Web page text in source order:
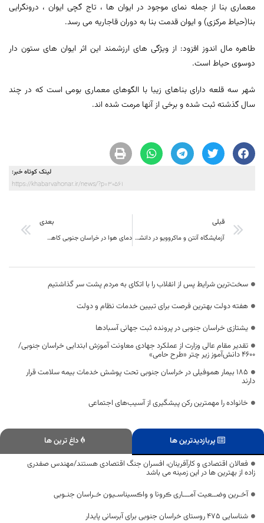
معماری بنا از جمله نمای موجود در ایوان ها ، تاج گچی ایوان ، درونگرایی
بنا(حیاط مرکزی) و ایوان قدمت بنا به دوران قاجاریه می رسد.
طاهره مال اندوز افزود: از ویژگی های ارزشمند این اثر ایوان های ستون دار
دوسوی حیاط است.
شهر سه قلعه دارای بناهای زیبا با الگوهای معماری بومی است که در چند
سال گذشته ثبت شده و برخی از آنها مرمت شده اند.
لینک کوتاه خبر:
https://khabarvahonar.ir/news/?p=30561
قبلی
آزمایشگاه آنتن و ماکروویو در دانشگاه بیرجند راه‌اندازی شد
بعدی
دمای هوا در خراسان جنوبی کاهش می‌یابد
سخت‌ترین شرایط پس از انقلاب را با اتکای به مردم پشت سر گذاشتیم
هفته دولت بهترین فرصت برای تبیین خدمات نظام و دولت
یشتازی خراسان جنوبی در پرونده ثبت جهانی آسبادها
تقدیر مقام عالی وزارت از عملکرد جهادی معاونت آموزش ابتدایی خراسان جنوبی/
۴۶۰۰ دانش‌آموز زیر چتر «طرح حامی»
۱۸۵ بیمار هموفیلی در خراسان جنوبی تحت پوشش خدمات بیمه سلامت قرار
دارند
خانواده را مهمترین رکن پیشگیری از آسیب‌های اجتماعی
پربازدیدترین ها
داغ ترین ها
فعالان اقتصادی و کارآفرینان، افسران جنگ اقتصادی هستند/مهندس صفدری
زاده از بهترین ها در این زمینه می باشد
آخـرین وضــعیت آمـــاری ڪرونا و واڪسیناسـیون خـراسان جنـوبی
شناسایی ۴۷۵ روستای خراسان جنوبی برای آبرسانی پایدار